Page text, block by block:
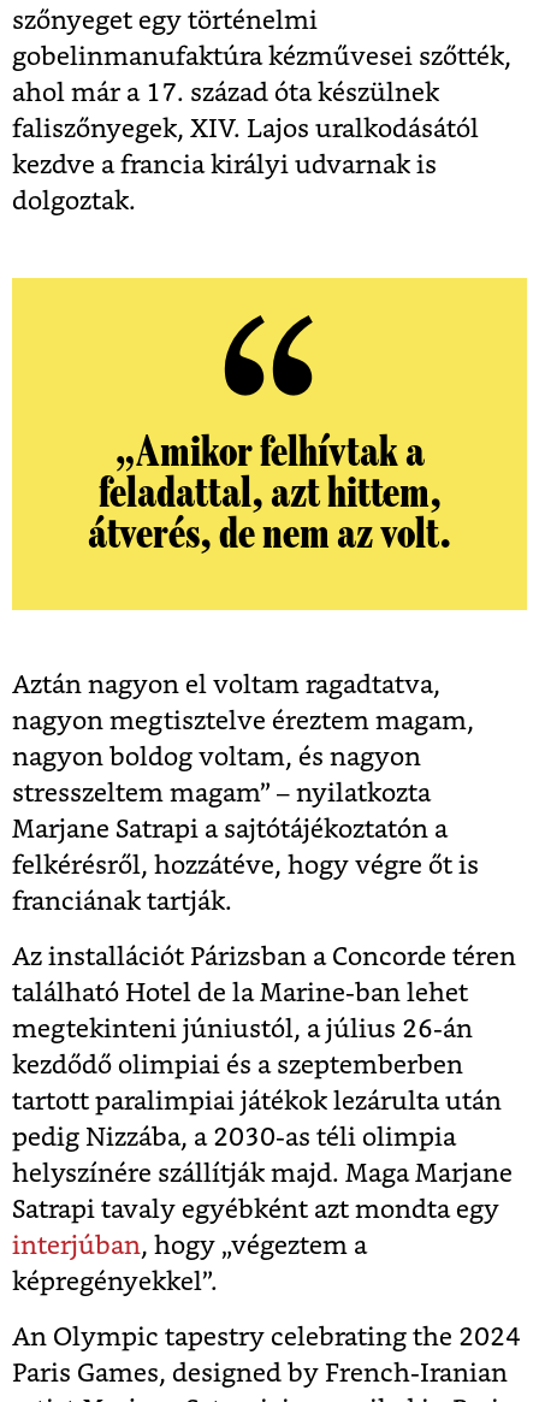
szőnyeget egy történelmi
gobelinmanufaktúra kézművesei szőtték,
ahol már a 17. század óta készülnek
faliszőnyegek, XIV. Lajos uralkodásától
kezdve a francia királyi udvarnak is
dolgoztak.
„Amikor felhívtak a
feladattal, azt hittem,
átverés, de nem az volt.
Aztán nagyon el voltam ragadtatva,
nagyon megtisztelve éreztem magam,
nagyon boldog voltam, és nagyon
stresszeltem magam” – nyilatkozta
Marjane Satrapi a sajtótájékoztatón a
felkérésről, hozzátéve, hogy végre őt is
franciának tartják.
Az installációt Párizsban a Concorde téren
található Hotel de la Marine-ban lehet
megtekinteni júniustól, a július 26-án
kezdődő olimpiai és a szeptemberben
tartott paralimpiai játékok lezárulta után
pedig Nizzába, a 2030-as téli olimpia
helyszínére szállítják majd. Maga Marjane
Satrapi tavaly egyébként azt mondta egy
interjúban, hogy „végeztem a
képregényekkel”.
An Olympic tapestry celebrating the 2024
Paris Games, designed by French-Iranian